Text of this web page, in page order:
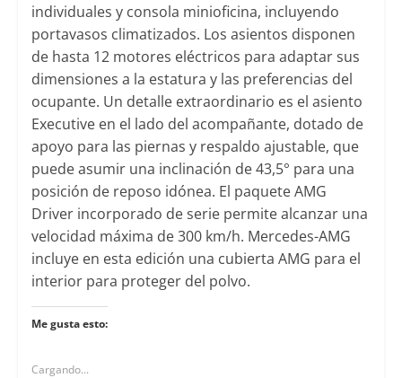
individuales y consola minioficina, incluyendo
portavasos climatizados. Los asientos disponen
de hasta 12 motores eléctricos para adaptar sus
dimensiones a la estatura y las preferencias del
ocupante. Un detalle extraordinario es el asiento
Executive en el lado del acompañante, dotado de
apoyo para las piernas y respaldo ajustable, que
puede asumir una inclinación de 43,5° para una
posición de reposo idónea. El paquete AMG
Driver incorporado de serie permite alcanzar una
velocidad máxima de 300 km/h. Mercedes-AMG
incluye en esta edición una cubierta AMG para el
interior para proteger del polvo.
Me gusta esto:
Cargando...